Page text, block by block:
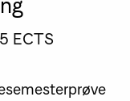
ECTS